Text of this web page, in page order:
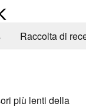
Raccolta di
più lenti della